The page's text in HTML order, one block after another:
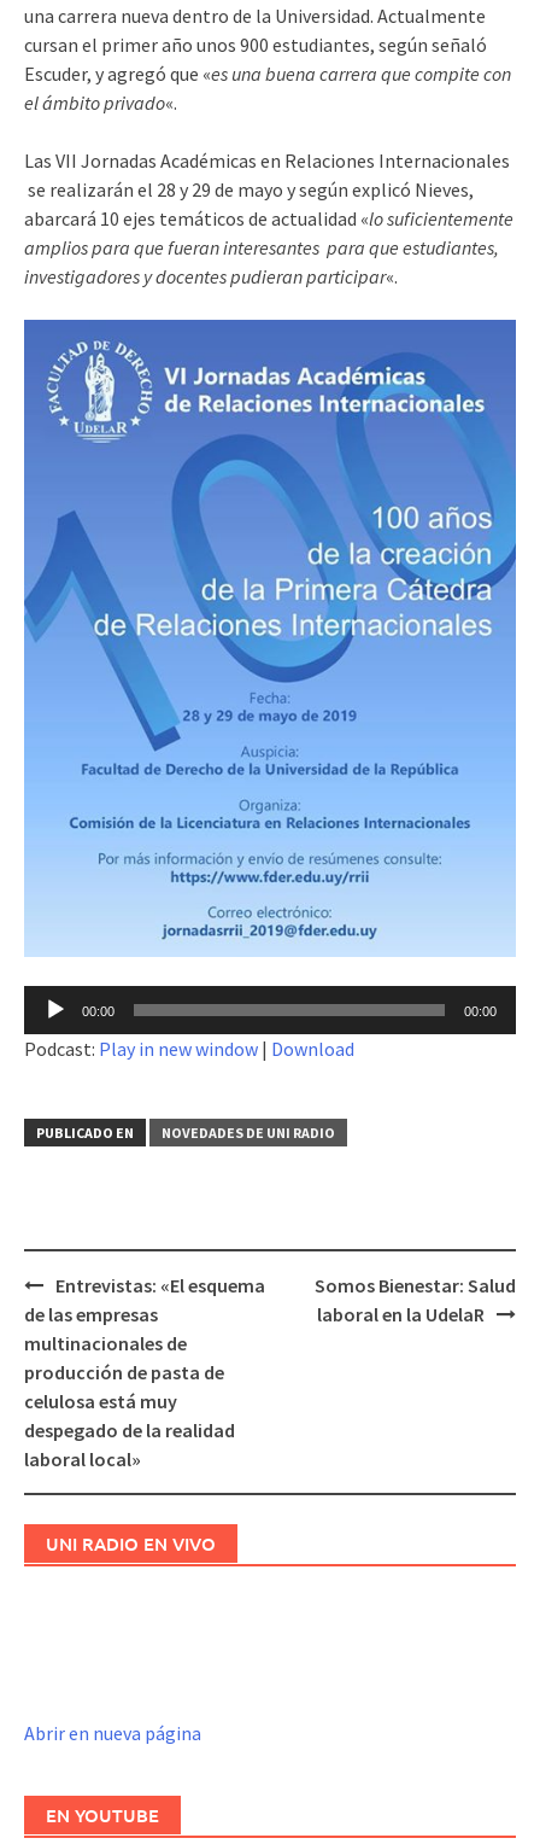
una carrera nueva dentro de la Universidad. Actualmente
cursan el primer año unos 900 estudiantes, según señaló
Escuder, y agregó que «es una buena carrera que compite con
el ámbito privado«.
Las VII Jornadas Académicas en Relaciones Internacionales
se realizarán el 28 y 29 de mayo y según explicó Nieves,
abarcará 10 ejes temáticos de actualidad «lo suficientemente
amplios para que fueran interesantes para que estudiantes,
investigadores y docentes pudieran participar«.
Reproductor
audio
00:00 00:00
Podcast: Play in new window | Download
PUBLICADO EN NOVEDADES DE UNI RADIO
Navegación
de
entradas
Entrevistas: «El esquema
de las empresas
multinacionales de
producción de pasta de
celulosa está muy
despegado de la realidad
laboral local»
Somos Bienestar: Salud
laboral en la UdelaR
UNI RADIO EN VIVO
Abrir en nueva página
EN YOUTUBE